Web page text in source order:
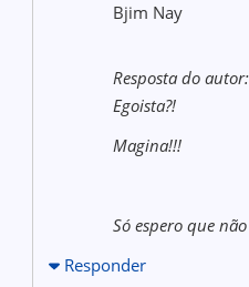
Bjim Nay
Resposta do autor:
Egoista?!
Magina!!!
Só espero que
Responder